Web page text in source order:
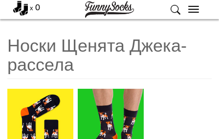
Меню
x 0
Носки Щенята Джека-
рассела